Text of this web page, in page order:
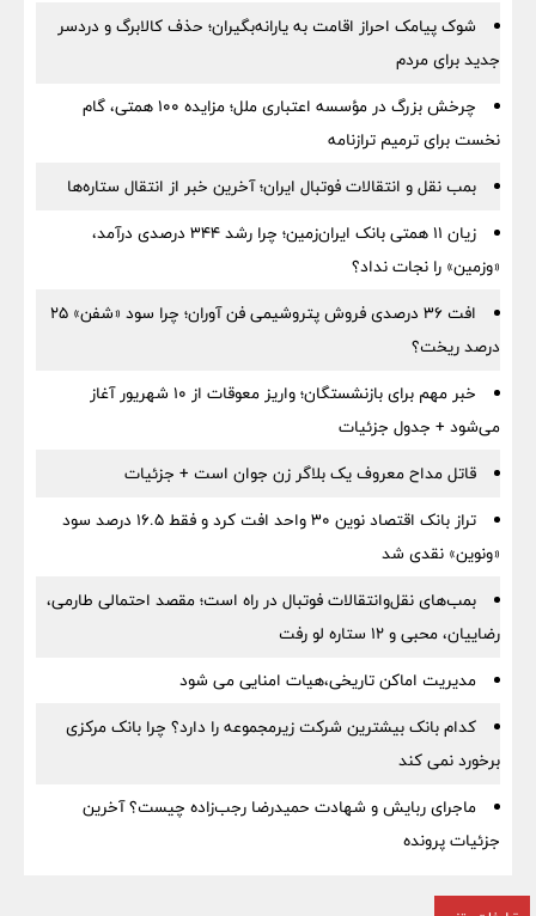
شوک پیامک احراز اقامت به یارانه‌بگیران؛ حذف کالابرگ و دردسر
جدید برای مردم
چرخش بزرگ در مؤسسه اعتباری ملل؛ مزایده ۱۰۰ همتی، گام
نخست برای ترمیم ترازنامه
بمب نقل‌ و انتقالات فوتبال ایران؛ آخرین خبر از انتقال ستاره‌ها
زیان ۱۱ همتی بانک ایران‌زمین؛ چرا رشد ۳۴۴ درصدی درآمد،
«وزمین» را نجات نداد؟
افت ۳۶ درصدی فروش پتروشیمی فن آوران؛ چرا سود «شفن» ۲۵
درصد ریخت؟
خبر مهم برای بازنشستگان؛ واریز معوقات از ۱۰ شهریور آغاز
می‌شود + جدول جزئیات
قاتل مداح معروف یک بلاگر زن جوان است + جزئیات
تراز بانک اقتصاد نوین ۳۰ واحد افت کرد و فقط ۱۶.۵ درصد سود
«ونوین» نقدی شد
بمب‌های نقل‌وانتقالات فوتبال در راه است؛ مقصد احتمالی طارمی،
رضاییان، محبی و ۱۲ ستاره لو رفت
مدیریت اماکن تاریخی،هیات امنایی می شود
کدام بانک بیشترین شرکت زیرمجموعه را دارد؟ چرا بانک مرکزی
برخورد نمی کند
ماجرای ربایش و شهادت حمیدرضا رجب‌زاده چیست؟ آخرین
جزئیات پرونده